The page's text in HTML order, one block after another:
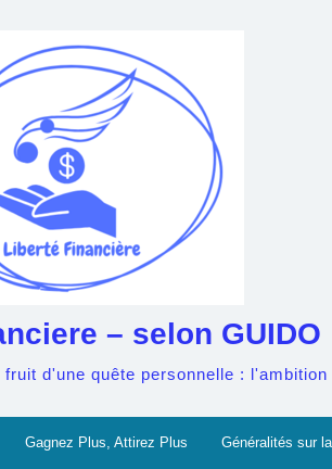
– selon GUIDO
d'une quête personnelle :
Gagnez Plus, Attirez Plus Généralités sur